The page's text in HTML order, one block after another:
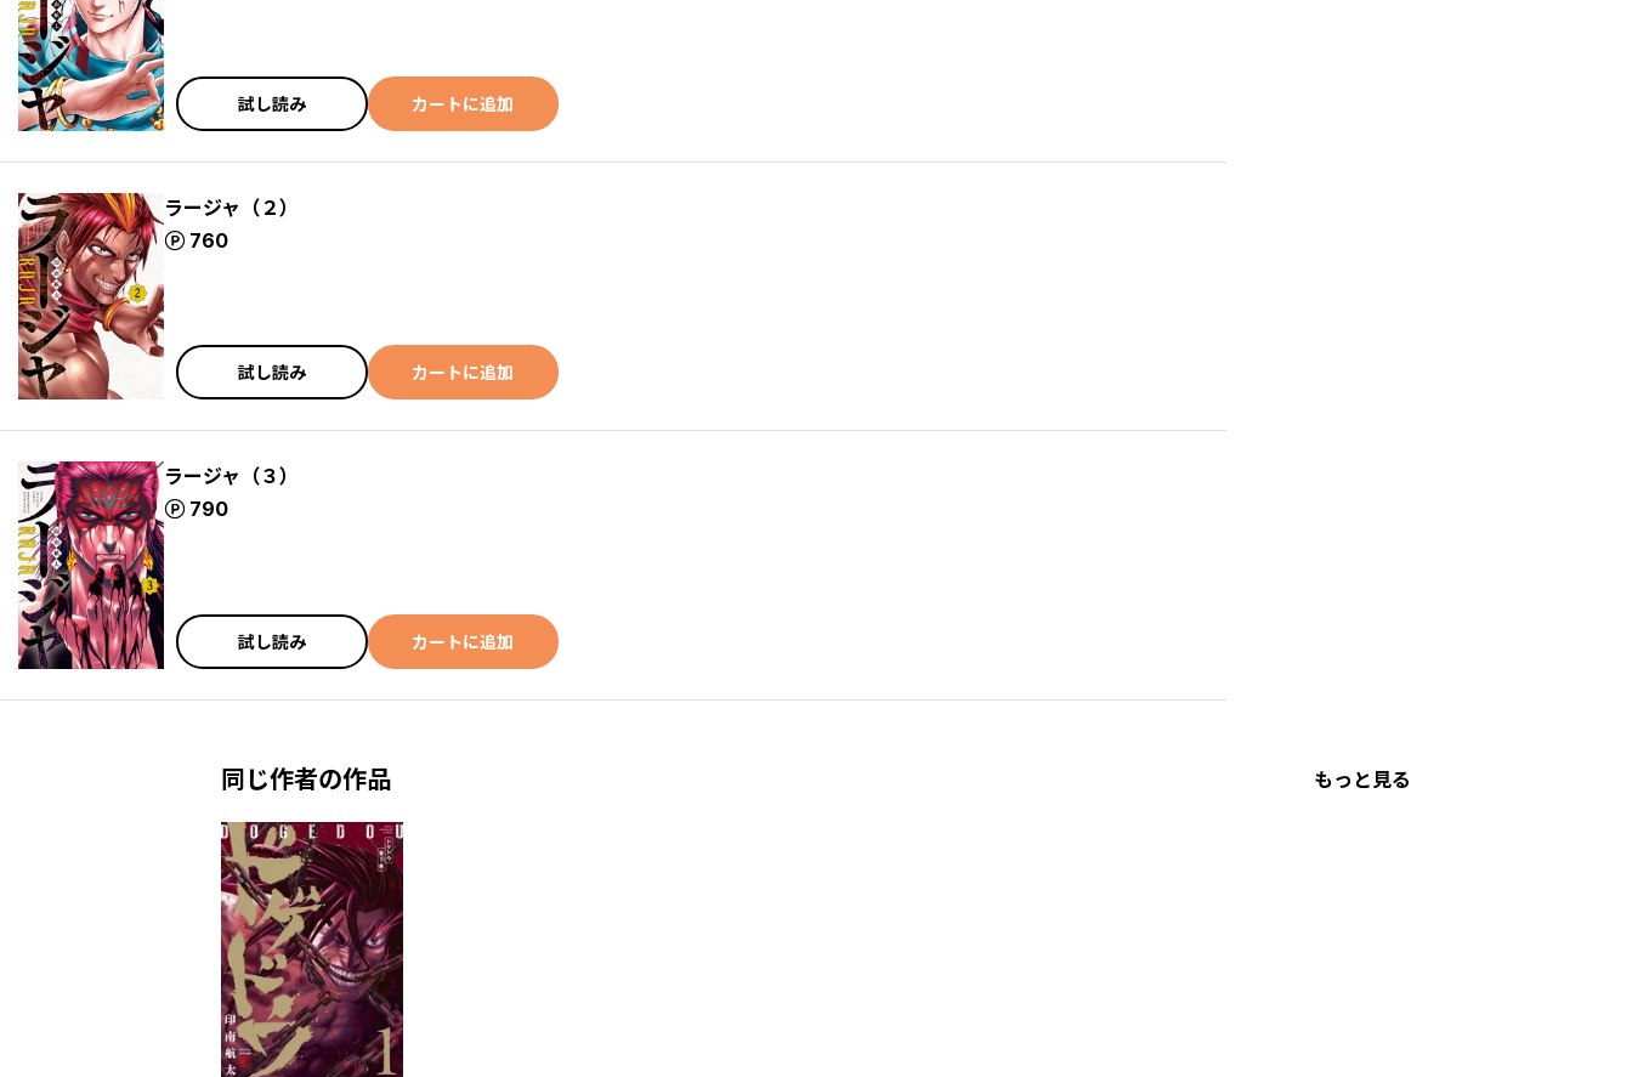
試し読み カートに追加
ラージャ（２）
760
ポイント
試し読み カートに追加
ラージャ（３）
790
ポイント
試し読み カートに追加
同じ作者の作品 もっと見る